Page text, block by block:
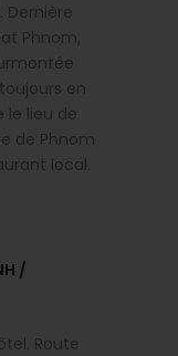
Dernière
Phnom,
en
le lieu de
de Phnom
local.
/
Route